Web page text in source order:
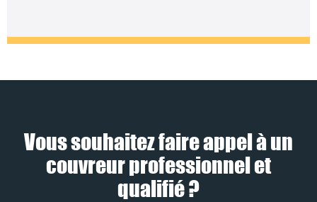
Vous souhaitez faire appel à un
couvreur professionnel et
qualifié ?